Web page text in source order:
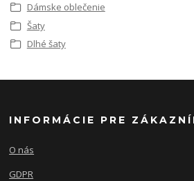
Dámske oblečenie
Šaty
Dlhé šaty
INFORMÁCIE PRE
O nás
GDPR